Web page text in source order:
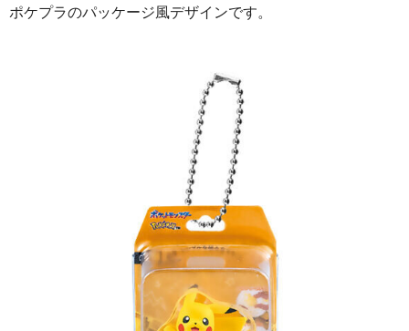
ポケプラのパッケージ風デザインです。